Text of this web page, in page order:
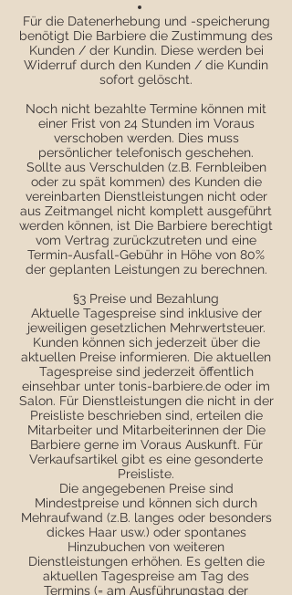
Für die Datenerhebung und -speicherung
benötigt Die Barbiere die Zustimmung des
Kunden / der Kundin. Diese werden bei
Widerruf durch den Kunden / die Kundin
sofort gelöscht.
Noch nicht bezahlte Termine können mit
einer Frist von 24 Stunden im Voraus
verschoben werden. Dies muss
persönlicher telefonisch geschehen.
Sollte aus Verschulden (z.B. Fernbleiben
oder zu spät kommen) des Kunden die
vereinbarten Dienstleistungen nicht oder
aus Zeitmangel nicht komplett ausgeführt
werden können, ist Die Barbiere berechtigt
vom Vertrag zurückzutreten und eine
Termin-Ausfall-Gebühr in Höhe von 80%
der geplanten Leistungen zu berechnen.
§3 Preise und Bezahlung
Aktuelle Tagespreise sind inklusive der
jeweiligen gesetzlichen Mehrwertsteuer.
Kunden können sich jederzeit über die
aktuellen Preise informieren. Die aktuellen
Tagespreise sind jederzeit öffentlich
einsehbar unter tonis-barbiere.de oder im
Salon. Für Dienstleistungen die nicht in der
Preisliste beschrieben sind, erteilen die
Mitarbeiter und Mitarbeiterinnen der Die
Barbiere gerne im Voraus Auskunft. Für
Verkaufsartikel gibt es eine gesonderte
Preisliste.
Die angegebenen Preise sind
Mindestpreise und können sich durch
Mehraufwand (z.B. langes oder besonders
dickes Haar usw.) oder spontanes
Hinzubuchen von weiteren
Dienstleistungen erhöhen. Es gelten die
aktuellen Tagespreise am Tag des
Termins (= am Ausführungstag der